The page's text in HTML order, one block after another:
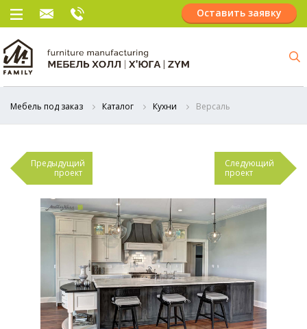
Оставить заявку
Мебель под заказ Каталог Кухни Версаль
Предыдущий
проект
Следующий
проект